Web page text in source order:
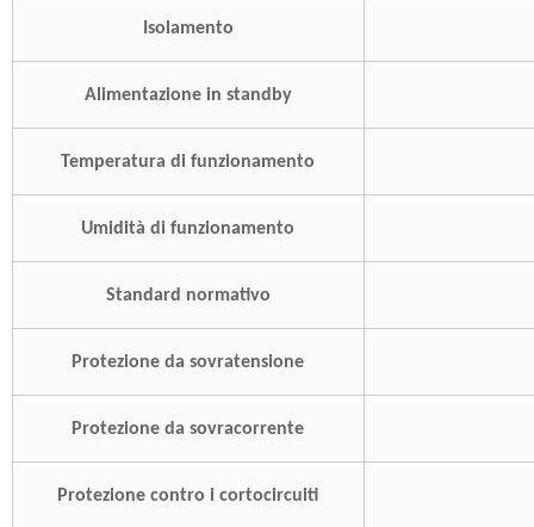
Isolamento
Alimentazione in standby
Temperatura di funzionamento
Umidità di funzionamento
Standard normativo
Protezione da sovratensione
Protezione da sovracorrente
Protezione contro i cortocircuiti